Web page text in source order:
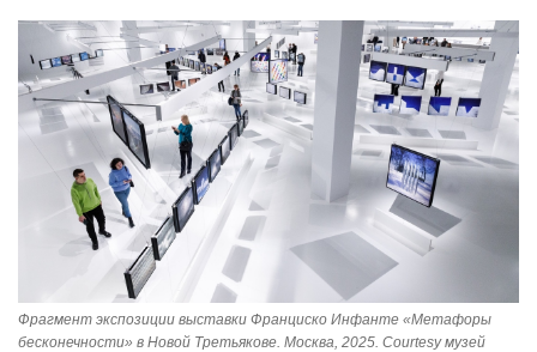
Фрагмент экспозиции выставки Франциско Инфанте «Метафоры
бесконечности» в Новой Третьякове. Москва, 2025. Courtesy музей